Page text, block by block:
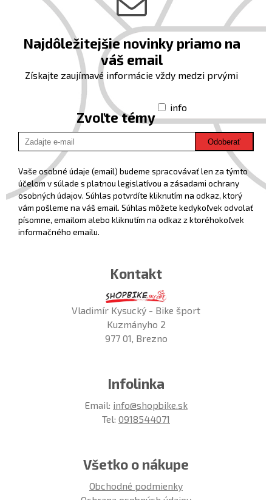
Najdôležitejšie novinky priamo na
váš email
Získajte zaujímavé informácie vždy medzi prvými
Zvoľte témy
info
Odoberať
Vaše osobné údaje (email) budeme spracovávať len za týmto
účelom v súlade s platnou legislatívou a zásadami ochrany
osobných údajov. Súhlas potvrdíte kliknutím na odkaz, ktorý
vám pošleme na váš email. Súhlas môžete kedykoľvek odvolať
písomne, emailom alebo kliknutím na odkaz z ktoréhokoľvek
informačného emailu.
Kontakt
Vladimír Kysucký - Bike šport
Kuzmányho 2
977 01, Brezno
Infolinka
Email: info@shopbike.sk
Tel: 0918544071
Všetko o nákupe
Obchodné podmienky